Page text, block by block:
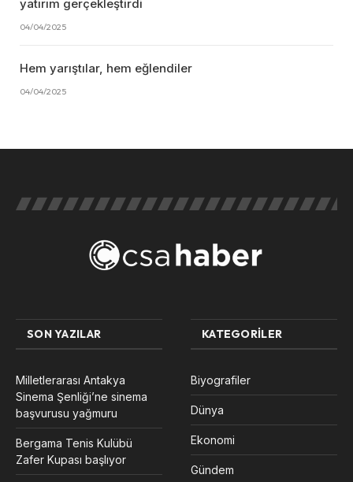
yatırım gerçekleştirdi
04/04/2025
Hem yarıştılar, hem eğlendiler
04/04/2025
SON YAZILAR
Milletlerarası Antakya
Sinema Şenliği’ne sinema
başvurusu yağmuru
Bergama Tenis Kulübü
Zafer Kupası başlıyor
KATEGORILER
Biyografiler
Dünya
Ekonomi
Gündem